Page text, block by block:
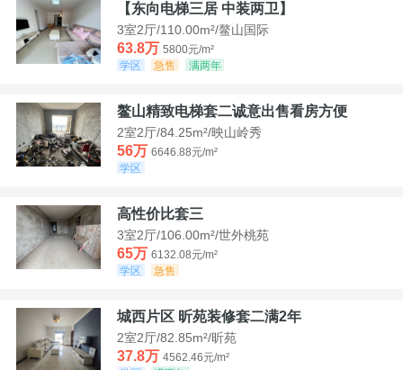
【东向电梯三居 中装两卫】
3室2厅/110.00m²/鳌山国际
63.8万 5800元/m²
学区
急售 满两年
鳌山精致电梯套二诚意出售看房方便
2室2厅/84.25m²/映山岭秀
56万 6646.88元/m²
学区
高性价比套三
3室2厅/106.00m²/世外桃苑
65万 6132.08元/m²
学区
急售
城西片区 昕苑装修套二满2年
2室2厅/82.85m²/昕苑
37.8万 4562.46元/m²